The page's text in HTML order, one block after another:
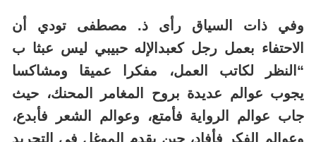
وفي ذات السياق رأى ذ. مصطفى تودي أن
الاحتفاء بعمل رجل كعبدالإله حبيبي ليس عبثا ب
“النظر لكاتب العمل، مفكرا عميقا ومشاكسا
يجوب عوالم عديدة بروح المغامر المحنك، حيث
جاب عوالم الرواية فأمتع، وعوالم الشعر فأبدع،
وعوالم الفكر فأفاد، حين يقدم الموغل في التجريد